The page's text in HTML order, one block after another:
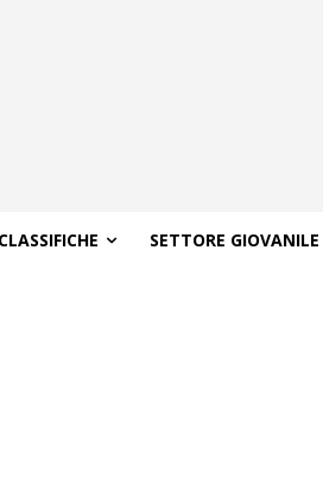
CLASSIFICHE SETTORE GIOVANILE